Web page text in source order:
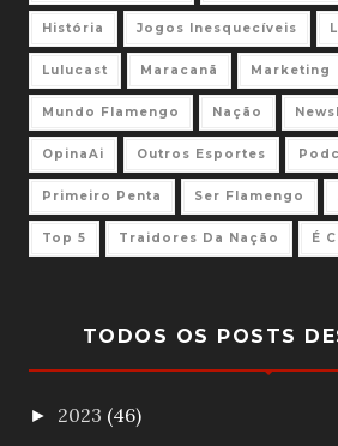
História Jogos Inesquecíveis
Lulucast Maracanã Marketing
Mundo Flamengo Nação
OpinaAi Outros Esportes
Primeiro Penta Ser Flamengo
Top 5 Traidores Da Nação É
TODOS OS POSTS
► 2023 (46)